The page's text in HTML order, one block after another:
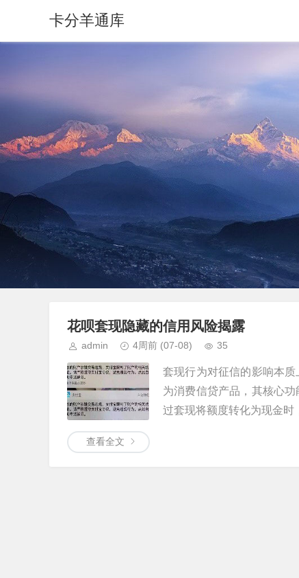
卡分羊通库
花呗套现隐藏的信用风险揭露
admin 4周前 (07-08) 35
套现行为对征信的影响本
为消费信贷产品，其核心
过套现将额度转化为现金时
查看全文